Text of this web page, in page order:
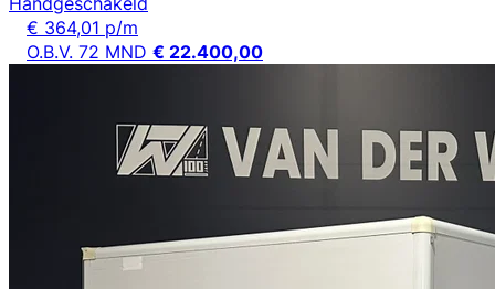
€ 364,01 p/m
O.B.V. 72 MND € 22.400,00